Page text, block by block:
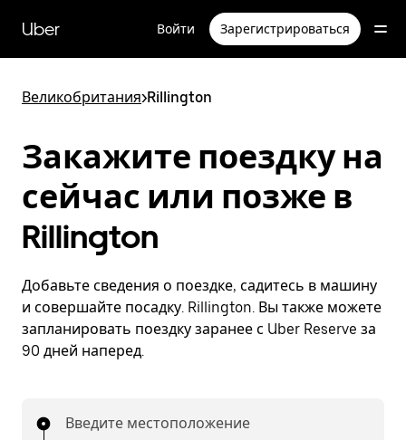
перейти
к
содержимому
Uber Войти Зарегистрироваться
Великобритания>Rillington
Закажите поездку на
сейчас или позже в
Rillington
Добавьте сведения о поездке, садитесь в машину
и совершайте посадку. Rillington. Вы также можете
запланировать поездку заранее с Uber Reserve за
90 дней наперед.
Введите местоположение